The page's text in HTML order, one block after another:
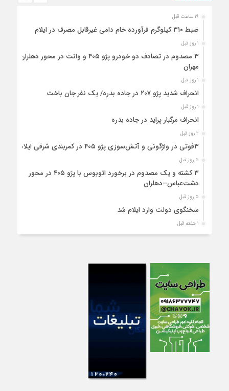
۱۹ ساعت قبل
ضبط ۳۱۰ کیلوگرم فرآورده خام دامی غیرقابل مصرف در ایلام
۱ روز قبل
۳ مصدوم در تصادف دو خودرو پژو ۴۰۵ و وانت در محور دهلران-
مهران
۱ روز قبل
انحراف شدید پژو ۲۰۷ در جاده بدره/ یک نفر جان باخت
۱ روز قبل
انحراف مرگبار پراید در جاده بدره
۲ روز قبل
۳فوتی در واژگونی و آتش‌سوزی پژو ۴۰۵ در کمربندی شرقی ایلام
۵ روز قبل
۳ کشته و یک مصدوم در برخورد اتوبوس با پژو ۴۰۵ در محور
دشت‌عباس–دهلران
۵ روز قبل
سخنگوی دولت وارد ایلام شد
۱ هفته قبل
استقرار ۷۱۴ دستگاه اتوبوس در پایانه برکت مهران برای بازگشت
واژگونی مرگبار پژوپارس در محور دهلران/ ۴ زائر اربعین جان باختند
۱ هفته قبل
۴کشته و یک مصدوم در حادثه مرگبار واژگونی خودرو پژو پارس در
دهلران
۱ هفته قبل
انتقال هوایی زائر اربعین از ایلام به تهران
۱ هفته قبل